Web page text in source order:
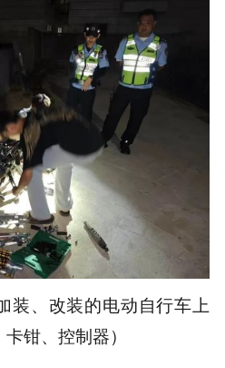
装、改装的电动自行车上
钳、控制器）